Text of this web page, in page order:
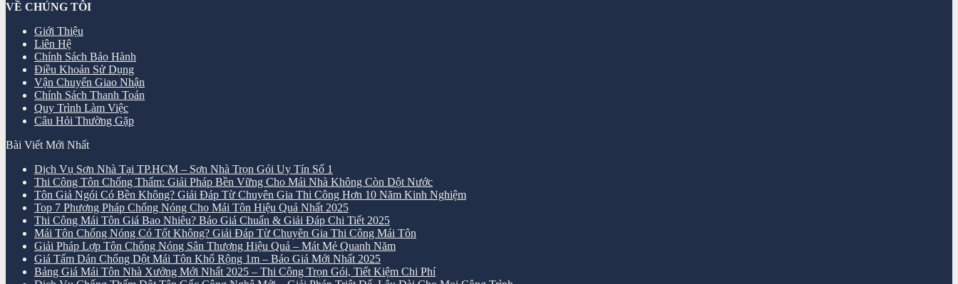
VỀ CHÚNG TÔI
Giới Thiệu
Liên Hệ
Chính Sách Bảo Hành
Điều Khoản Sử Dụng
Vận Chuyển Giao Nhận
Chính Sách Thanh Toán
Quy Trình Làm Việc
Câu Hỏi Thường Gặp
Bài Viết Mới Nhất
Dịch Vụ Sơn Nhà Tại TP.HCM – Sơn Nhà Trọn Gói Uy Tín Số 1
Thi Công Tôn Chống Thấm: Giải Pháp Bền Vững Cho Mái Nhà Không Còn Dột Nước
Tôn Giả Ngói Có Bền Không? Giải Đáp Từ Chuyên Gia Thi Công Hơn 10 Năm Kinh Nghiệm
Top 7 Phương Pháp Chống Nóng Cho Mái Tôn Hiệu Quả Nhất 2025
Thi Công Mái Tôn Giá Bao Nhiêu? Báo Giá Chuẩn & Giải Đáp Chi Tiết 2025
Mái Tôn Chống Nóng Có Tốt Không? Giải Đáp Từ Chuyên Gia Thi Công Mái Tôn
Giải Pháp Lợp Tôn Chống Nóng Sân Thượng Hiệu Quả – Mát Mẻ Quanh Năm
Giá Tấm Dán Chống Dột Mái Tôn Khổ Rộng 1m – Báo Giá Mới Nhất 2025
Bảng Giá Mái Tôn Nhà Xưởng Mới Nhất 2025 – Thi Công Trọn Gói, Tiết Kiệm Chi Phí